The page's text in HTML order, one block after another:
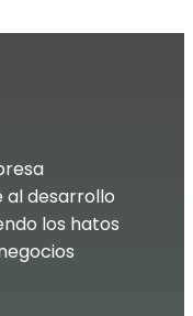
desarrollo
los hatos